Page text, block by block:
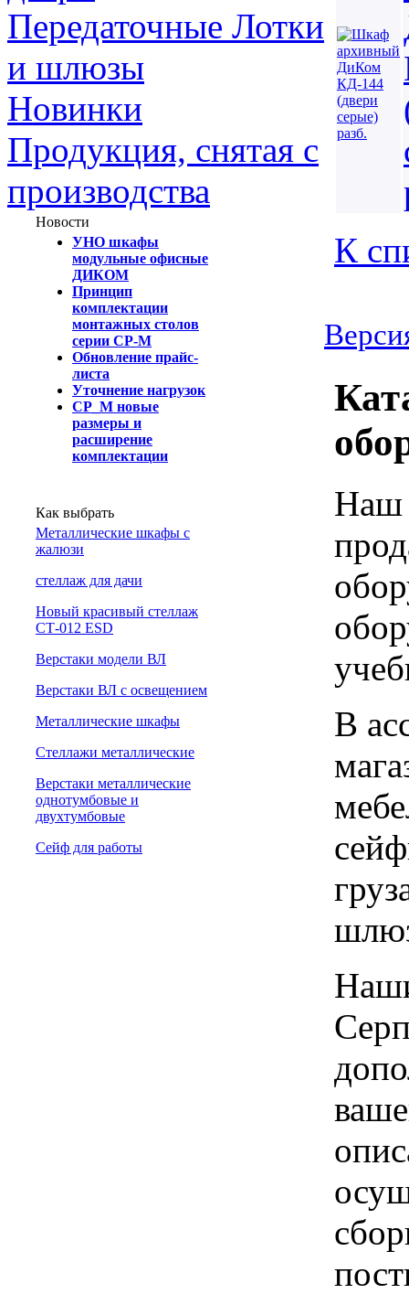
Передаточные Лотки
и шлюзы
Новинки
Продукция, снятая с
производства
Новости
УНО шкафы
модульные офисные
ДИКОМ
Принцип
комплектации
монтажных столов
серии СР-М
Обновление прайс-
листа
Уточнение нагрузок
СР_М новые
размеры и
расширение
комплектации
Как выбрать
Металлические шкафы с
жалюзи
cтеллаж для дачи
Новый красивый стеллаж
СТ-012 ESD
Верстаки модели ВЛ
Верстаки ВЛ с освещением
Металлические шкафы
Стеллажи металлические
Верстаки металлические
однотумбовые и
двухтумбовые
Сейф для работы
К
Наш
В